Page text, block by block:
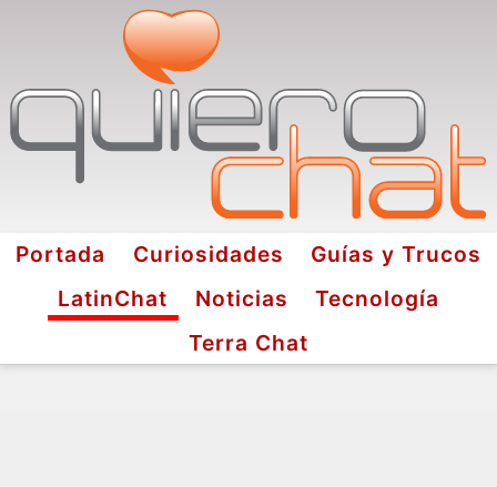
Portada Curiosidades
Guías y Trucos
LatinChat
Noticias
Tecnología
Terra Chat